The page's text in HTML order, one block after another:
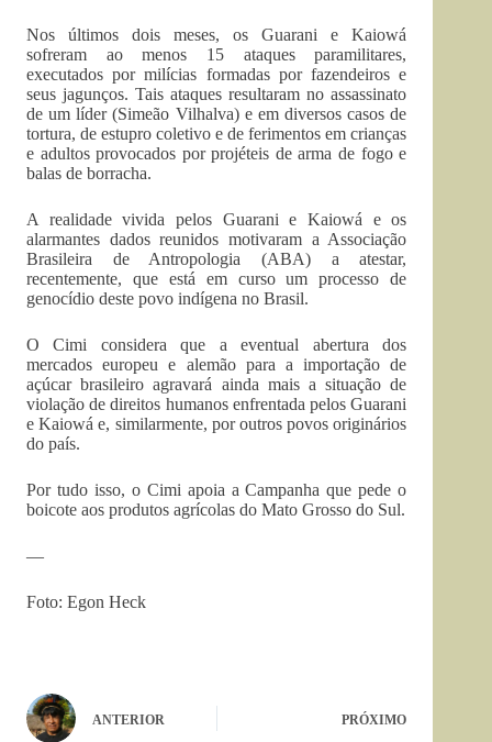
Nos últimos dois meses, os Guarani e Kaiowá
sofreram ao menos 15 ataques paramilitares,
executados por milícias formadas por fazendeiros e
seus jagunços. Tais ataques resultaram no assassinato
de um líder (Simeão Vilhalva) e em diversos casos de
tortura, de estupro coletivo e de ferimentos em crianças
e adultos provocados por projéteis de arma de fogo e
balas de borracha.
A realidade vivida pelos Guarani e Kaiowá e os
alarmantes dados reunidos motivaram a Associação
Brasileira de Antropologia (ABA) a atestar,
recentemente, que está em curso um processo de
genocídio deste povo indígena no Brasil.
O Cimi considera que a eventual abertura dos
mercados europeu e alemão para a importação de
açúcar brasileiro agravará ainda mais a situação de
violação de direitos humanos enfrentada pelos Guarani
e Kaiowá e, similarmente, por outros povos originários
do país.
Por tudo isso, o Cimi apoia a Campanha que pede o
boicote aos produtos agrícolas do Mato Grosso do Sul.
—
Foto: Egon Heck
ANTERIOR PRÓXIMO